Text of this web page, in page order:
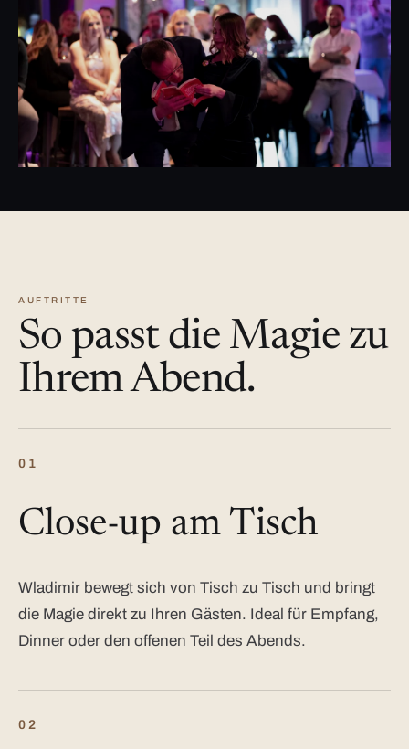
AUFTRITTE
So passt die Magie zu
Ihrem Abend.
01
Close-up am Tisch
Wladimir bewegt sich von Tisch zu Tisch und bringt
die Magie direkt zu Ihren Gästen. Ideal für Empfang,
Dinner oder den offenen Teil des Abends.
02